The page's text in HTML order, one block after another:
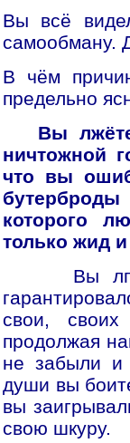
Вы всё
самообману.
В чём
предельно
Вы лжёте
ничтожной
что вы
которого
только жид
Вы лгали
свои,
продолжая
не забыли и
души вы
вы
свою шкуру.